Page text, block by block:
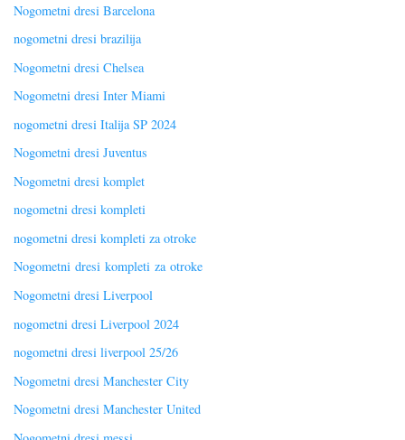
Nogometni dresi Barcelona
nogometni dresi brazilija
Nogometni dresi Chelsea
Nogometni dresi Inter Miami
nogometni dresi Italija SP 2024
Nogometni dresi Juventus
Nogometni dresi komplet
nogometni dresi kompleti
nogometni dresi kompleti za otroke
Nogometni dresi kompleti za otroke
Nogometni dresi Liverpool
nogometni dresi Liverpool 2024
nogometni dresi liverpool 25/26
Nogometni dresi Manchester City
Nogometni dresi Manchester United